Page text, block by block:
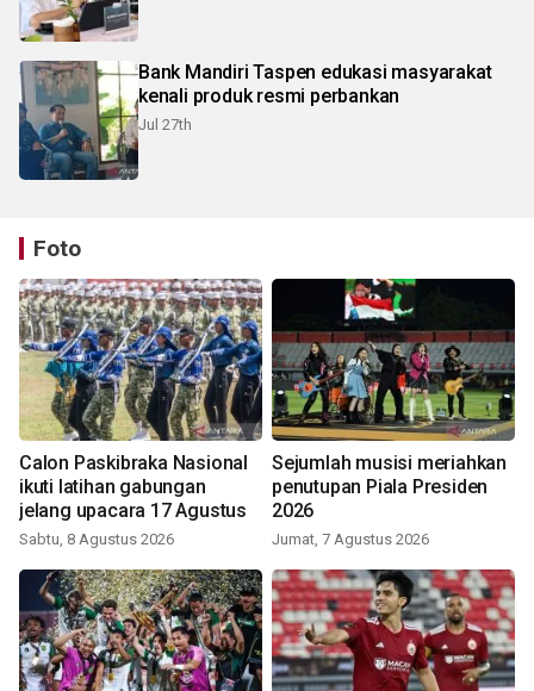
Bank Mandiri Taspen edukasi masyarakat
kenali produk resmi perbankan
Jul 27th
Foto
Calon Paskibraka Nasional
ikuti latihan gabungan
jelang upacara 17 Agustus
Sabtu, 8 Agustus 2026
Sejumlah musisi meriahkan
penutupan Piala Presiden
2026
Jumat, 7 Agustus 2026